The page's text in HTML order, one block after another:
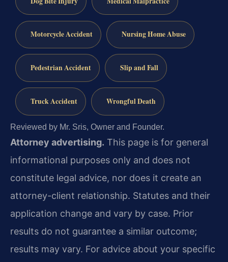
Motorcycle Accident Nursing Home Abuse
Pedestrian Accident Slip and Fall
Truck Accident Wrongful Death
Reviewed by Mr. Sris, Owner and Founder.
Attorney advertising. This page is for general
informational purposes only and does not
constitute legal advice, nor does it create an
attorney-client relationship. Statutes and their
application change and vary by case. Prior
results do not guarantee a similar outcome;
results may vary. For advice about your specific